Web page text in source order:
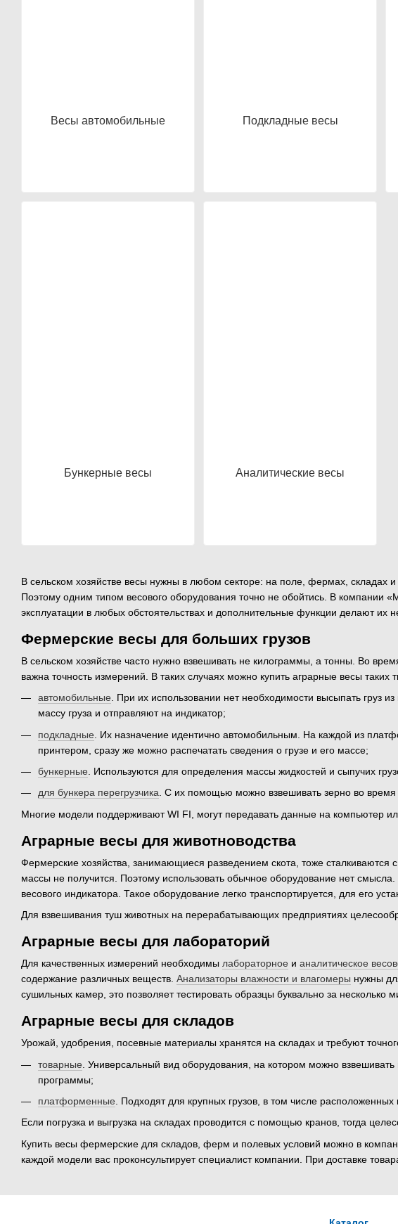
В сельском хозяйстве весы нужны в любом секторе: на поле, фермах, складах
Поэтому одним типом весового оборудования точно не обойтись. В компании
эксплуатации в любых обстоятельствах и дополнительные функции делают их
Фермерские весы для больших грузов
В сельском хозяйстве часто нужно взвешивать не килограммы, а тонны. Во
важна точность измерений. В таких случаях можно купить аграрные весы таких
автомобильные . При их использовании нет необходимости высыпать груз
массу груза и отправляют на индикатор;
подкладные . Их назначение идентично автомобильным. На каждой из
принтером, сразу же можно распечатать сведения о грузе и его массе;
бункерные . Используются для определения массы жидкостей и сыпучих
для бункера перегрузчика. С их помощью можно взвешивать зерно во время
Многие модели поддерживают WI FI, могут передавать данные на компьютер
Аграрные весы для животноводства
Фермерские хозяйства, занимающиеся разведением скота, тоже
массы не получится. Поэтому использовать обычное оборудование нет смысла.
весового индикатора. Такое оборудование легко транспортируется, для его
Для взвешивания туш животных на перерабатывающих предприятиях
Аграрные весы для лабораторий
Для качественных измерений необходимы лабораторное и аналитическое
содержание различных веществ. Анализаторы влажности и влагомеры нужны
сушильных камер, это позволяет тестировать образцы буквально за несколько
Аграрные весы для складов
Урожай, удобрения, посевные материалы хранятся на складах и требуют
товарные . Универсальный вид оборудования, на котором можно
программы;
платформенные . Подходят для крупных грузов, в том числе расположенных
Если погрузка и выгрузка на складах проводится с помощью кранов, тогда
Купить весы фермерские для складов, ферм и полевых условий можно в
каждой модели вас проконсультирует специалист компании. При доставке
Весы автомобильные Подкладные весы
Бункерные весы Аналитические весы